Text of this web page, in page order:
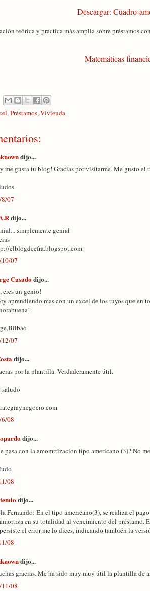
Descargar: Cuadro-
teórica y practica más amplia sobre préstamos
Matemáticas
, Préstamos, Vivienda
dijo...
me gusta tu blog! Gracias por visitarme. Me gusto el
8/07
dijo...
simplemente genial
elblogdeefra.blogspot.com
10/07
Casadodijo...
eres un genio!
aprendiendo mas con un excel de los tuyos que en
12/07
dijo...
por la plantilla. Verdaderamente útil.
saludo
6/08
dijo...
pasa con la amomrtizacion tipo americano (3)? No
08
dijo...
Fernando: En el tipo americano(3), se realiza el
en su totalidad al vencimiento del préstamo.
el error me lo dices, indicando también la
08
dijo...
gracias. Me ha sido muy muy útil la plantilla de
11/08